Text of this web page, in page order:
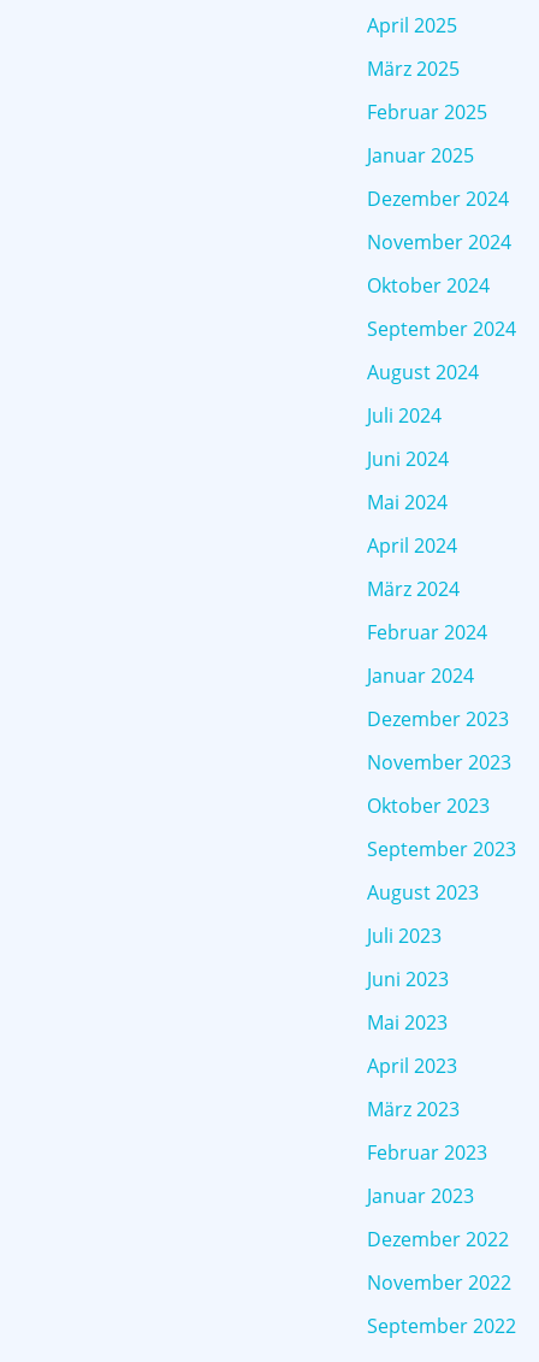
April 2025
März 2025
Februar 2025
Januar 2025
Dezember 2024
November 2024
Oktober 2024
September 2024
August 2024
Juli 2024
Juni 2024
Mai 2024
April 2024
März 2024
Februar 2024
Januar 2024
Dezember 2023
November 2023
Oktober 2023
September 2023
August 2023
Juli 2023
Juni 2023
Mai 2023
April 2023
März 2023
Februar 2023
Januar 2023
Dezember 2022
November 2022
September 2022